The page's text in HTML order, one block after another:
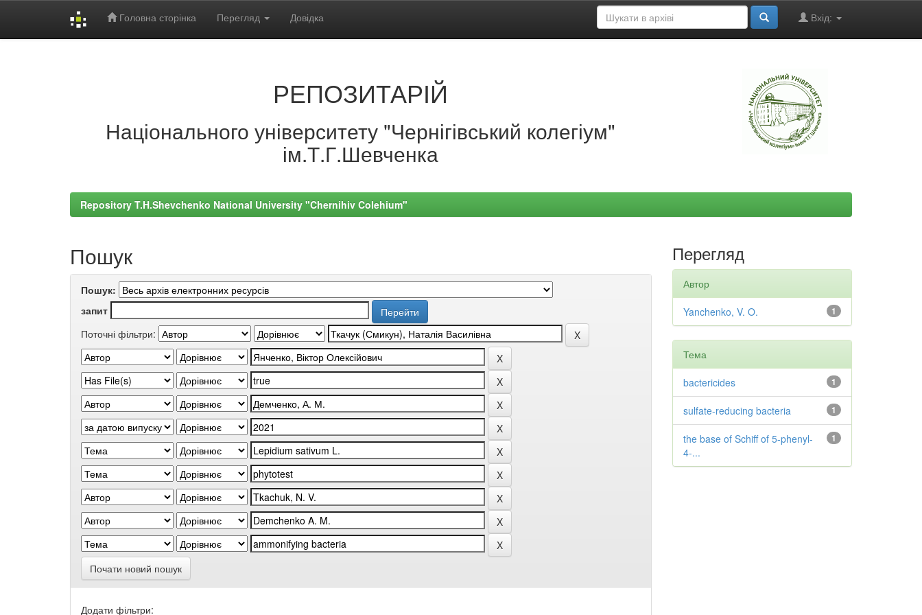
Головна сторінка Перегляд Довідка Вхід:
РЕПОЗИТАРІЙ
Національного університету "Чернігівський колегіум"
ім.Т.Г.Шевченка
Repository T.H.Shevchenko National University "Chernihiv Colehium"
Пошук
Пошук:
запит
Поточні фільтри:
Почати новий пошук
Додати фільтри:
Перегляд
Автор
1
Yanchenko, V. O.
Тема
1
bactericides
1
sulfate-reducing bacteria
1
the base of Schiff of 5-phenyl-
4-...